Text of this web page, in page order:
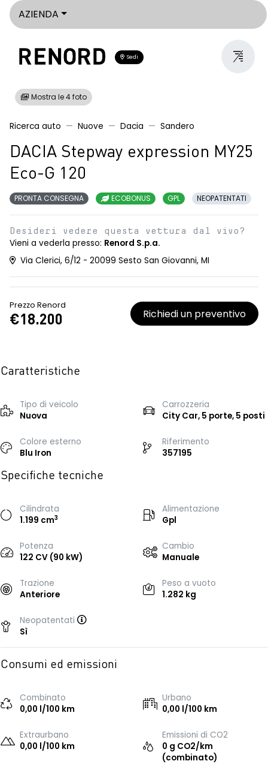
AZIENDA
Sedi
Mostra le 4 foto
Ricerca auto Nuove Dacia Sandero
DACIA Stepway expression MY25
Eco-G 120
PRONTA CONSEGNA ECOBONUS GPL NEOPATENTATI
Desideri vedere questa vettura dal vivo?
Vieni a vederla presso: Renord S.p.a.
Via Clerici, 6/12 - 20099 Sesto San Giovanni, MI
Prezzo Renord
€18.200 Richiedi un preventivo
Caratteristiche
Tipo di veicolo
Nuova
Carrozzeria
City Car, 5 porte, 5 posti
Colore esterno
Blu Iron
Riferimento
357195
Specifiche tecniche
Cilindrata
1.199 cm3
Alimentazione
Gpl
Potenza
122 CV (90 kW)
Cambio
Manuale
Trazione
Anteriore
Peso a vuoto
1.282 kg
Neopatentati
Sì
Consumi ed emissioni
Combinato
0,00 l/100 km
Urbano
0,00 l/100 km
Extraurbano
0,00 l/100 km
Emissioni di CO2
0 g CO2/km
(combinato)